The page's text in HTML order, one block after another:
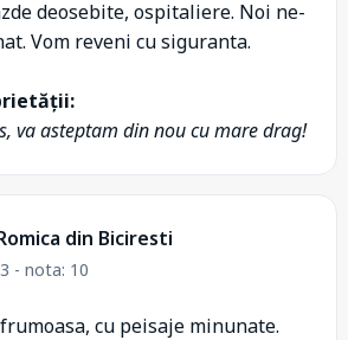
deosebite, ospitaliere. Noi ne-
Vom reveni cu siguranta.
va asteptam din nou cu mare drag!
din Biciresti
- nota: 10
cu peisaje minunate.